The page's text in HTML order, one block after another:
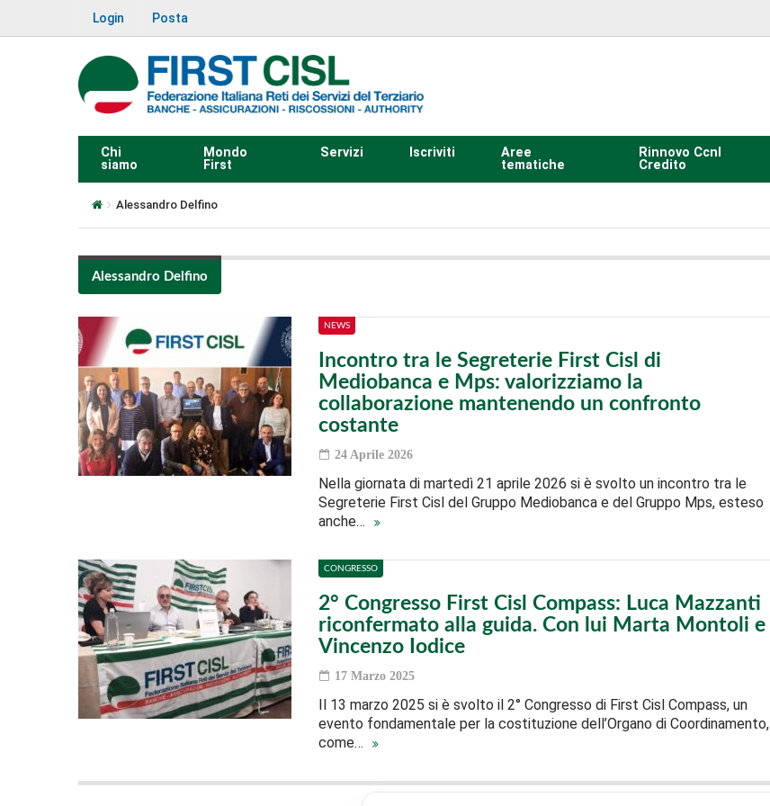
Login Posta
Chi
siamo
Mondo
First
Servizi Iscriviti
Aree
tematiche
Rinnovo Ccnl
Credito
Alessandro Delfino
Alessandro Delfino
NEWS
Incontro tra le Segreterie First Cisl di
Mediobanca e Mps: valorizziamo la
collaborazione mantenendo un confronto
costante
24 Aprile 2026
Nella giornata di martedì 21 aprile 2026 si è svolto un incontro tra le
Segreterie First Cisl del Gruppo Mediobanca e del Gruppo Mps, esteso
anche…
CONGRESSO
2° Congresso First Cisl Compass: Luca Mazzanti
riconfermato alla guida. Con lui Marta Montoli e
Vincenzo Iodice
17 Marzo 2025
Il 13 marzo 2025 si è svolto il 2° Congresso di First Cisl Compass, un
evento fondamentale per la costituzione dell’Organo di Coordinamento,
come…